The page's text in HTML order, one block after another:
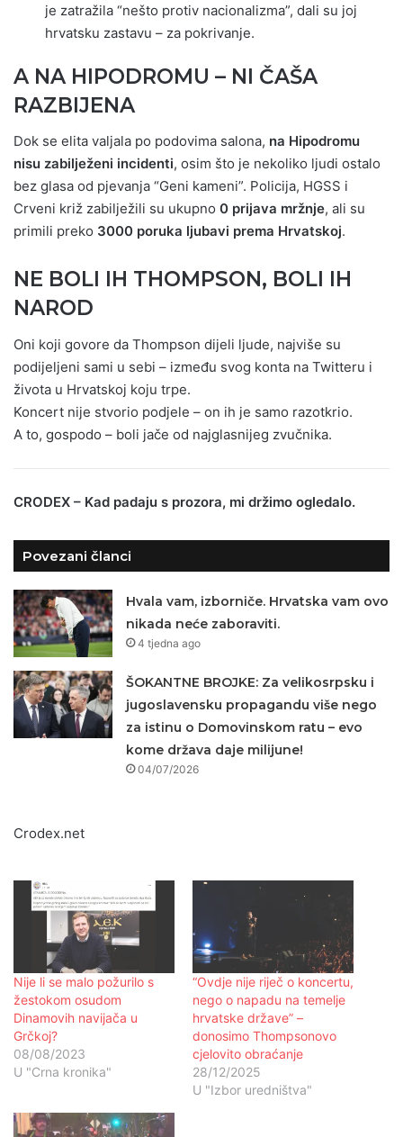
je zatražila “nešto protiv nacionalizma”, dali su joj
hrvatsku zastavu – za pokrivanje.
A NA HIPODROMU – NI ČAŠA
RAZBIJENA
Dok se elita valjala po podovima salona, na Hipodromu
nisu zabilježeni incidenti, osim što je nekoliko ljudi ostalo
bez glasa od pjevanja “Geni kameni”. Policija, HGSS i
Crveni križ zabilježili su ukupno 0 prijava mržnje, ali su
primili preko 3000 poruka ljubavi prema Hrvatskoj.
NE BOLI IH THOMPSON, BOLI IH
NAROD
Oni koji govore da Thompson dijeli ljude, najviše su
podijeljeni sami u sebi – između svog konta na Twitteru i
života u Hrvatskoj koju trpe.
Koncert nije stvorio podjele – on ih je samo razotkrio.
A to, gospodo – boli jače od najglasnijeg zvučnika.
CRODEX – Kad padaju s prozora, mi držimo ogledalo.
Povezani članci
Hvala vam, izborniče. Hrvatska vam ovo
nikada neće zaboraviti.
4 tjedna ago
ŠOKANTNE BROJKE: Za velikosrpsku i
jugoslavensku propagandu više nego
za istinu o Domovinskom ratu – evo
kome država daje milijune!
04/07/2026
Crodex.net
Nije li se malo požurilo s
žestokom osudom
Dinamovih navijača u
Grčkoj?
08/08/2023
U "Crna kronika"
“Ovdje nije riječ o koncertu,
nego o napadu na temelje
hrvatske države” –
donosimo Thompsonovo
cjelovito obraćanje
28/12/2025
U "Izbor uredništva"